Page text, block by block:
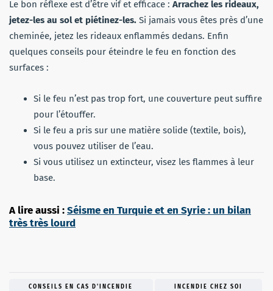
Le bon réflexe est d’être vif et efficace : Arrachez les rideaux,
jetez-les au sol et piétinez-les. Si jamais vous êtes près d’une
cheminée, jetez les rideaux enflammés dedans. Enfin
quelques conseils pour éteindre le feu en fonction des
surfaces :
Si le feu n’est pas trop fort, une couverture peut suffire
pour l’étouffer.
Si le feu a pris sur une matière solide (textile, bois),
vous pouvez utiliser de l’eau.
Si vous utilisez un extincteur, visez les flammes à leur
base.
A lire aussi :Séisme en Turquie et en Syrie : un bilan
très très lourd
CONSEILS EN CAS D'INCENDIE INCENDIE CHEZ SOI